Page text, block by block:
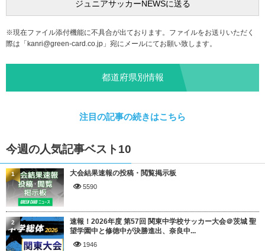
※現在ファイル添付機能に不具合が出ております。ファイルをお送りいただく
際は「kanri@green-card.co.jp 」宛にメールにてお願い致します。
都道府県別情報
注目の記事の続きはこちら
今週の人気記事ベスト10
大会結果速報の投稿・閲覧掲示板
5590
1
速報！2026年度 第57回 関東中学校サッカー大会＠茨城 聖
望学園中と修徳中が決勝進出、奈良中...
1946
2